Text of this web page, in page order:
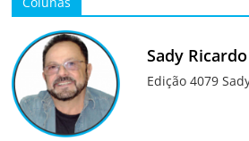
Sady Ricardo
Edição 4079